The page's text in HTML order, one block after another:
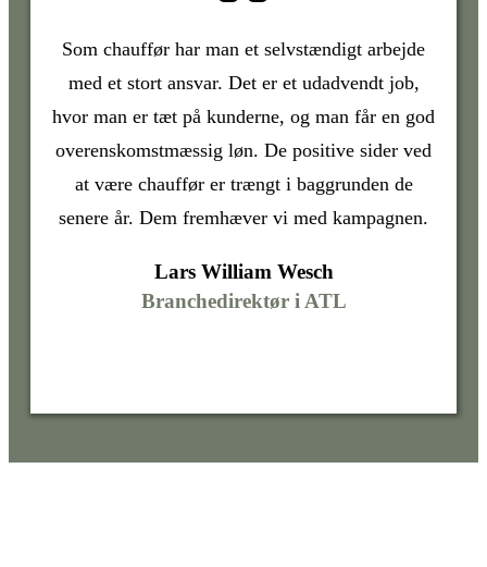
Som chauffør har man et selvstændigt arbejde
med et stort ansvar. Det er et udadvendt job,
hvor man er tæt på kunderne, og man får en god
overenskomstmæssig løn. De positive sider ved
at være chauffør er trængt i baggrunden de
senere år. Dem fremhæver vi med kampagnen.​​​​‌ ‍ ​‍​‍‌‍ ‌ ​‍‌‍‍‌‌‍‌ ‌‍‍‌‌‍ ‍​‍​‍​ ‍‍​‍​‍‌ ​ ‌‍​‌‌‍ ‍‌‍‍‌‌ ‌​‌ ‍‌​‍ ‍‌‍‍‌‌‍ ​‍​‍​‍ ​​‍​‍‌‍‍​‌ ​‍‌‍‌‌‌‍‌‍​‍​‍​ ‍‍​‍​‍‌‍‍​‌ ‌​‌ ‌​‌ ​​‌ ​ ​ ‍‍​‍ ​‍ ‌ ‌​‌ ‌‌​‍ ‍‌ ​ ‌‍​‌‌‍ ‍‌‍‍‌‌ ‌​‌ ‍‌​‍ ‍‌ ​ ‌ ‌​‌ ‌‌‌‍‌​‌‍‍‌‌‍ ​‍ ‌‍‍‌‌‍ ‍‌ ‌​‌‍‌‌‌‍ ‍‌ ‌​​‍ ‌‍‌‌‌‍‌​‌‍‍‌‌ ‌​​‍ ‌‍ ‌‌‍ ‌‍‌​‌‍‌‌​ ‌‌ ​​‌ ​‍‌‍‌‌‌ ​ ‌‍‌‌‌‍ ‍‌ ‌​‌‍​‌‌ ‌​‌‍‍‌‌‍ ‌‍ ‍​ ‍ ‌‍‍‌‌‍‌​​ ‌‌ ​​‌‍​‌‌‍‌ ‌‍‌‌​‍ ‌‌‍‍‍‌‍ ‌‍​‍​‍ ‌‌‍‍‌​‍ ‌‌ ‌​‌ ​‍‌‍​‌‌‍ ‍‌ ​ ‌ ​​‌‍ ‌ ​‍‌ ‌​​ ‍ ‌ ‌​‌ ‍‌‌ ​​‌‍‌‌​ ‌‌ ​​‌‍​‌‌‍‌ ‌‍‌‌​ ‍ ‌ ​​‌‍​‌‌ ‌​‌‍‍​​ ‌‌ ​ ‌‍‌‌‌‍​ ‌ ‌​‌‍‍‌‌‍ ‌‍ ‍‌ ​ ​‍‌‌​ ‌‌‌​​‍‌‌ ‌‍‍ ‌‍‌‌‌ ‍‌​‍‌‌​ ​ ‌​‌​​‍‌‌​ ​ ‌​‌​​‍‌‌​ ​‍​ ​‍‌‍​‍‌‍​‌​ ​‍​ ​‌​ ​​​ ​‍‌‍​ ‌‍‌​​‍‌‌​ ​‍​ ​‍​‍‌‌​ ‌‌‌​‌​​‍ ‍‌‍​ ‌‍ ‌‍ ‍‌ ‌​‌‍‌‌‌‍ ‍‌ ‌​​‍‌‌​ ‌‌‌​​‍‌‌ ‌‍‍ ‌‍‌‌‌ ‍‌​‍‌‌​ ​ ‌​‌​​‍‌‌​ ​ ‌​‌​​‍‌‌​ ​‍​ ​‍​ ‌ ​ ‌ ‌‍​‌‌‍​‍​ ‌‍‌‍​‌​ ​‍​ ‌‍‌‍‌‍​ ​​​ ‍​‌‍​‍​‍‌‌​ ​‍​ ​‍​‍‌‌​ ‌‌‌​‌​​‍ ‍‌‍​‍‌‍ ‌‍‌​‌ ‍‌​‍‌‌​ ‌‌‌​​‍‌‌ ‌‍‍ ‌‍‌‌‌ ‍‌​‍‌‌​ ​ ‌​‌​​‍‌‌​ ​ ‌​‌​​‍‌‌​ ​‍​ ​‍‌‍ ‌‌‍‍‌‌‍‌ ​ ‌ ​ ‌ ‌‍​‌‌‍​‍​ ​​​ ​‌​‍‌‌​ ​‍​ ​‍​‍‌‌​ ‌‌‌​‌​​‍ ‍‌‍​ ‌‍‍​‌‍‍‌‌‍ ​‌‍‌​‌ ​‍‌‍‌‌‌‍ ‍​‍‌‌​ ‌‌‌​​‍‌‌ ‌‍‍ ‌‍‌‌‌ ‍‌​‍‌‌​ ​ ‌​‌​​‍‌‌​ ​ ‌​‌​​‍‌‌​ ​‍​ ​‍‌‍ ‌‌‍‍‌‌‍‌ ​ ‌ ​ ‌ ‌‍​‌‌‍​‍​ ​​​ ​‍​‍‌‌​ ​‍​ ​‍​‍‌‌​ ‌‌‌​‌​​‍ ‍‌ ‌​‌‍‌‌‌ ‍​‌ ‌​​ ‌‍​‍‌‍​‌‌ ​ ‌‍‌‌‌‌‌‌‌ ​‍‌‍ ​​ ‌‌‍‍​‌ ‌​‌ ‌​‌ ​​‌ ​ ​‍‌‌​ ​ ‌​​‌​‍‌‌​ ​‍‌​‌‍​‍‌‌​ ​‍‌​‌‍‌ ‌​‌ ‌‌​‍ ‍‌ ​ ‌‍​‌‌‍ ‍‌‍‍‌‌ ‌​‌ ‍‌​‍ ‍‌ ​ ‌ ‌​‌ ‌‌‌‍‌​‌‍‍‌‌‍ ​‍‌‍‌‍‍‌‌‍‌​​ ‌‌ ​​‌‍​‌‌‍‌ ‌‍‌‌​‍ ‌‌‍‍‍‌‍ ‌‍​‍​‍ ‌‌‍‍‌​‍ ‌‌ ‌​‌ ​‍‌‍​‌‌‍ ‍‌ ​ ‌ ​​‌‍ ‌ ​‍‌ ‌​​‍‌‍‌ ‌​‌ ‍‌‌ ​​‌‍‌‌​ ‌‌ ​​‌‍​‌‌‍‌ ‌‍‌‌​‍‌‍‌ ​​‌‍​‌‌ ‌​‌‍‍​​ ‌‌ ​ ‌‍‌‌‌‍​ ‌ ‌​‌‍‍‌‌‍ ‌‍ ‍‌ ​ ​‍‌‌​ ‌‌‌​​‍‌‌ ‌‍‍ ‌‍‌‌‌ ‍‌​‍‌‌​ ​ ‌​‌​​‍‌‌​ ​ ‌​‌​​‍‌‌​ ​‍​ ​‍‌‍​‍‌‍​‌​ ​‍​ ​‌​ ​​​ ​‍‌‍​ ‌‍‌​​‍‌‌​ ​‍​ ​‍​‍‌‌​ ‌‌‌​‌​​‍ ‍‌‍​ ‌‍ ‌‍ ‍‌ ‌​‌‍‌‌‌‍ ‍‌ ‌​​‍‌‌​ ‌‌‌​​‍‌‌ ‌‍‍ ‌‍‌‌‌ ‍‌​‍‌‌​ ​ ‌​‌​​‍‌‌​ ​ ‌​‌​​‍‌‌​ ​‍​ ​‍​ ‌ ​ ‌ ‌‍​‌‌‍​‍​ ‌‍‌‍​‌​ ​‍​ ‌‍‌‍‌‍​ ​​​ ‍​‌‍​‍​‍‌‌​ ​‍​ ​‍​‍‌‌​ ‌‌‌​‌​​‍ ‍‌‍​‍‌‍ ‌‍‌​‌ ‍‌​‍‌‌​ ‌‌‌​​‍‌‌ ‌‍‍ ‌‍‌‌‌ ‍‌​‍‌‌​ ​ ‌​‌​​‍‌‌​ ​ ‌​‌​​‍‌‌​ ​‍​ ​‍‌‍ ‌‌‍‍‌‌‍‌ ​ ‌ ​ ‌ ‌‍​‌‌‍​‍​ ​​​ ​‌​‍‌‌​ ​‍​ ​‍​‍‌‌​ ‌‌‌​‌​​‍ ‍‌‍​ ‌‍‍​‌‍‍‌‌‍ ​‌‍‌​‌ ​‍‌‍‌‌‌‍ ‍​‍‌‌​ ‌‌‌​​‍‌‌ ‌‍‍ ‌‍‌‌‌ ‍‌​‍‌‌​ ​ ‌​‌​​‍‌‌​ ​ ‌​‌​​‍‌‌​ ​‍​ ​‍‌‍ ‌‌‍‍‌‌‍‌ ​ ‌ ​ ‌ ‌‍​‌‌‍​‍​ ​​​ ​‍​‍‌‌​ ​‍​ ​‍​‍‌‌​ ‌‌‌​‌​​‍ ‍‌ ‌​‌‍‌‌‌ ‍​‌ ‌​​‍‌‍‌ ​​‌‍‌‌‌ ​‍‌ ​ ‌ ​​‌‍‌‌‌‍​ ‌ ‌​‌‍‍‌‌ ‌‍‌‍‌‌​ ‌‌ ​​‌ ‌‌‌‍​‍‌‍ ​‌‍‍‌‌ ​ ‌‍‍​‌‍‌‌‌‍‌​​‍​‍‌ ‌
Lars William Wesch​​​​‌ ‍ ​‍​‍‌‍ ‌ ​‍‌‍‍‌‌‍‌ ‌‍‍‌‌‍ ‍​‍​‍​ ‍‍​‍​‍‌ ​ ‌‍​‌‌‍ ‍‌‍‍‌‌ ‌​‌ ‍‌​‍ ‍‌‍‍‌‌‍ ​‍​‍​‍ ​​‍​‍‌‍‍​‌ ​‍‌‍‌‌‌‍‌‍​‍​‍​ ‍‍​‍​‍‌‍‍​‌ ‌​‌ ‌​‌ ​​‌ ​ ​ ‍‍​‍ ​‍ ‌ ‌​‌ ‌‌​‍ ‍‌ ​ ‌‍​‌‌‍ ‍‌‍‍‌‌ ‌​‌ ‍‌​‍ ‍‌ ​ ‌ ‌​‌ ‌‌‌‍‌​‌‍‍‌‌‍ ​‍ ‌‍‍‌‌‍ ‍‌ ‌​‌‍‌‌‌‍ ‍‌ ‌​​‍ ‌‍‌‌‌‍‌​‌‍‍‌‌ ‌​​‍ ‌‍ ‌‌‍ ‌‍‌​‌‍‌‌​ ‌‌ ​​‌ ​‍‌‍‌‌‌ ​ ‌‍‌‌‌‍ ‍‌ ‌​‌‍​‌‌ ‌​‌‍‍‌‌‍ ‌‍ ‍​ ‍ ‌‍‍‌‌‍‌​​ ‌‌ ​​‌‍​‌‌‍‌ ‌‍‌‌​‍ ‌‌‍‍‍‌‍ ‌‍​‍​‍ ‌‌‍‍‌​‍ ‌‌ ‌​‌ ​‍‌‍​‌‌‍ ‍‌ ​ ‌ ​​‌‍ ‌ ​‍‌ ‌​​ ‍ ‌ ‌​‌ ‍‌‌ ​​‌‍‌‌​ ‌‌ ​​‌‍​‌‌‍‌ ‌‍‌‌​ ‍ ‌ ​​‌‍​‌‌ ‌​‌‍‍​​ ‌‌ ​ ‌‍‌‌‌‍​ ‌ ‌​‌‍‍‌‌‍ ‌‍ ‍‌ ​ ​‍‌‌​ ‌‌‌​​‍‌‌ ‌‍‍ ‌‍‌‌‌ ‍‌​‍‌‌​ ​ ‌​‌​​‍‌‌​ ​ ‌​‌​​‍‌‌​ ​‍​ ​‍‌‍​‍‌‍​‌​ ​‍​ ​‌​ ​​​ ​‍‌‍​ ‌‍‌​​‍‌‌​ ​‍​ ​‍​‍‌‌​ ‌‌‌​‌​​‍ ‍‌‍​ ‌‍ ‌‍ ‍‌ ‌​‌‍‌‌‌‍ ‍‌ ‌​​‍‌‌​ ‌‌‌​​‍‌‌ ‌‍‍ ‌‍‌‌‌ ‍‌​‍‌‌​ ​ ‌​‌​​‍‌‌​ ​ ‌​‌​​‍‌‌​ ​‍​ ​‍​ ‌ ​ ‌ ‌‍​‌‌‍​‍​ ‌‍‌‍​‌​ ​‍​ ‌‍‌‍‌‍​ ​​​ ‍​‌‍​‍​‍‌‌​ ​‍​ ​‍​‍‌‌​ ‌‌‌​‌​​‍ ‍‌‍​‌‌ ‌​‌ ‌​‌ ​‍‌‍‍‌‌‍​‍‌ ‌‌‌ ‌​‌‍‍‌‌‍ ‌‍ ‍​ ‌‍​‍‌‍​‌‌ ​ ‌‍‌‌‌‌‌‌‌ ​‍‌‍ ​​ ‌‌‍‍​‌ ‌​‌ ‌​‌ ​​‌ ​ ​‍‌‌​ ​ ‌​​‌​‍‌‌​ ​‍‌​‌‍​‍‌‌​ ​‍‌​‌‍‌ ‌​‌ ‌‌​‍ ‍‌ ​ ‌‍​‌‌‍ ‍‌‍‍‌‌ ‌​‌ ‍‌​‍ ‍‌ ​ ‌ ‌​‌ ‌‌‌‍‌​‌‍‍‌‌‍ ​‍‌‍‌‍‍‌‌‍‌​​ ‌‌ ​​‌‍​‌‌‍‌ ‌‍‌‌​‍ ‌‌‍‍‍‌‍ ‌‍​‍​‍ ‌‌‍‍‌​‍ ‌‌ ‌​‌ ​‍‌‍​‌‌‍ ‍‌ ​ ‌ ​​‌‍ ‌ ​‍‌ ‌​​‍‌‍‌ ‌​‌ ‍‌‌ ​​‌‍‌‌​ ‌‌ ​​‌‍​‌‌‍‌ ‌‍‌‌​‍‌‍‌ ​​‌‍​‌‌ ‌​‌‍‍​​ ‌‌ ​ ‌‍‌‌‌‍​ ‌ ‌​‌‍‍‌‌‍ ‌‍ ‍‌ ​ ​‍‌‌​ ‌‌‌​​‍‌‌ ‌‍‍ ‌‍‌‌‌ ‍‌​‍‌‌​ ​ ‌​‌​​‍‌‌​ ​ ‌​‌​​‍‌‌​ ​‍​ ​‍‌‍​‍‌‍​‌​ ​‍​ ​‌​ ​​​ ​‍‌‍​ ‌‍‌​​‍‌‌​ ​‍​ ​‍​‍‌‌​ ‌‌‌​‌​​‍ ‍‌‍​ ‌‍ ‌‍ ‍‌ ‌​‌‍‌‌‌‍ ‍‌ ‌​​‍‌‌​ ‌‌‌​​‍‌‌ ‌‍‍ ‌‍‌‌‌ ‍‌​‍‌‌​ ​ ‌​‌​​‍‌‌​ ​ ‌​‌​​‍‌‌​ ​‍​ ​‍​ ‌ ​ ‌ ‌‍​‌‌‍​‍​ ‌‍‌‍​‌​ ​‍​ ‌‍‌‍‌‍​ ​​​ ‍​‌‍​‍​‍‌‌​ ​‍​ ​‍​‍‌‌​ ‌‌‌​‌​​‍ ‍‌‍​‌‌ ‌​‌ ‌​‌ ​‍‌‍‍‌‌‍​‍‌ ‌‌‌ ‌​‌‍‍‌‌‍ ‌‍ ‍​‍‌‍‌ ​​‌‍‌‌‌ ​‍‌ ​ ‌ ​​‌‍‌‌‌‍​ ‌ ‌​‌‍‍‌‌ ‌‍‌‍‌‌​ ‌‌ ​​‌ ‌‌‌‍​‍‌‍ ​‌‍‍‌‌ ​ ‌‍‍​‌‍‌‌‌‍‌​​‍​‍‌ ‌
Branchedirektør i ATL​​​​‌ ‍ ​‍​‍‌‍ ‌ ​‍‌‍‍‌‌‍‌ ‌‍‍‌‌‍ ‍​‍​‍​ ‍‍​‍​‍‌ ​ ‌‍​‌‌‍ ‍‌‍‍‌‌ ‌​‌ ‍‌​‍ ‍‌‍‍‌‌‍ ​‍​‍​‍ ​​‍​‍‌‍‍​‌ ​‍‌‍‌‌‌‍‌‍​‍​‍​ ‍‍​‍​‍‌‍‍​‌ ‌​‌ ‌​‌ ​​‌ ​ ​ ‍‍​‍ ​‍ ‌ ‌​‌ ‌‌​‍ ‍‌ ​ ‌‍​‌‌‍ ‍‌‍‍‌‌ ‌​‌ ‍‌​‍ ‍‌ ​ ‌ ‌​‌ ‌‌‌‍‌​‌‍‍‌‌‍ ​‍ ‌‍‍‌‌‍ ‍‌ ‌​‌‍‌‌‌‍ ‍‌ ‌​​‍ ‌‍‌‌‌‍‌​‌‍‍‌‌ ‌​​‍ ‌‍ ‌‌‍ ‌‍‌​‌‍‌‌​ ‌‌ ​​‌ ​‍‌‍‌‌‌ ​ ‌‍‌‌‌‍ ‍‌ ‌​‌‍​‌‌ ‌​‌‍‍‌‌‍ ‌‍ ‍​ ‍ ‌‍‍‌‌‍‌​​ ‌‌ ​​‌‍​‌‌‍‌ ‌‍‌‌​‍ ‌‌‍‍‍‌‍ ‌‍​‍​‍ ‌‌‍‍‌​‍ ‌‌ ‌​‌ ​‍‌‍​‌‌‍ ‍‌ ​ ‌ ​​‌‍ ‌ ​‍‌ ‌​​ ‍ ‌ ‌​‌ ‍‌‌ ​​‌‍‌‌​ ‌‌ ​​‌‍​‌‌‍‌ ‌‍‌‌​ ‍ ‌ ​​‌‍​‌‌ ‌​‌‍‍​​ ‌‌ ​ ‌‍‌‌‌‍​ ‌ ‌​‌‍‍‌‌‍ ‌‍ ‍‌ ​ ​‍‌‌​ ‌‌‌​​‍‌‌ ‌‍‍ ‌‍‌‌‌ ‍‌​‍‌‌​ ​ ‌​‌​​‍‌‌​ ​ ‌​‌​​‍‌‌​ ​‍​ ​‍‌‍​‍‌‍​‌​ ​‍​ ​‌​ ​​​ ​‍‌‍​ ‌‍‌​​‍‌‌​ ​‍​ ​‍​‍‌‌​ ‌‌‌​‌​​‍ ‍‌‍​ ‌‍ ‌‍ ‍‌ ‌​‌‍‌‌‌‍ ‍‌ ‌​​‍‌‌​ ‌‌‌​​‍‌‌ ‌‍‍ ‌‍‌‌‌ ‍‌​‍‌‌​ ​ ‌​‌​​‍‌‌​ ​ ‌​‌​​‍‌‌​ ​‍​ ​‍​ ‌ ​ ‌ ‌‍​‌‌‍​‍​ ‌‍‌‍​‌​ ​‍​ ‌‍‌‍‌‍​ ​​​ ‍​‌‍​‍​‍‌‌​ ​‍​ ​‍​‍‌‌​ ‌‌‌​‌​​‍ ‍‌ ​‍‌‍ ‌‍ ​‌‍‌‌​ ‌‍​‍‌‍​‌‌ ​ ‌‍‌‌‌‌‌‌‌ ​‍‌‍ ​​ ‌‌‍‍​‌ ‌​‌ ‌​‌ ​​‌ ​ ​‍‌‌​ ​ ‌​​‌​‍‌‌​ ​‍‌​‌‍​‍‌‌​ ​‍‌​‌‍‌ ‌​‌ ‌‌​‍ ‍‌ ​ ‌‍​‌‌‍ ‍‌‍‍‌‌ ‌​‌ ‍‌​‍ ‍‌ ​ ‌ ‌​‌ ‌‌‌‍‌​‌‍‍‌‌‍ ​‍‌‍‌‍‍‌‌‍‌​​ ‌‌ ​​‌‍​‌‌‍‌ ‌‍‌‌​‍ ‌‌‍‍‍‌‍ ‌‍​‍​‍ ‌‌‍‍‌​‍ ‌‌ ‌​‌ ​‍‌‍​‌‌‍ ‍‌ ​ ‌ ​​‌‍ ‌ ​‍‌ ‌​​‍‌‍‌ ‌​‌ ‍‌‌ ​​‌‍‌‌​ ‌‌ ​​‌‍​‌‌‍‌ ‌‍‌‌​‍‌‍‌ ​​‌‍​‌‌ ‌​‌‍‍​​ ‌‌ ​ ‌‍‌‌‌‍​ ‌ ‌​‌‍‍‌‌‍ ‌‍ ‍‌ ​ ​‍‌‌​ ‌‌‌​​‍‌‌ ‌‍‍ ‌‍‌‌‌ ‍‌​‍‌‌​ ​ ‌​‌​​‍‌‌​ ​ ‌​‌​​‍‌‌​ ​‍​ ​‍‌‍​‍‌‍​‌​ ​‍​ ​‌​ ​​​ ​‍‌‍​ ‌‍‌​​‍‌‌​ ​‍​ ​‍​‍‌‌​ ‌‌‌​‌​​‍ ‍‌‍​ ‌‍ ‌‍ ‍‌ ‌​‌‍‌‌‌‍ ‍‌ ‌​​‍‌‌​ ‌‌‌​​‍‌‌ ‌‍‍ ‌‍‌‌‌ ‍‌​‍‌‌​ ​ ‌​‌​​‍‌‌​ ​ ‌​‌​​‍‌‌​ ​‍​ ​‍​ ‌ ​ ‌ ‌‍​‌‌‍​‍​ ‌‍‌‍​‌​ ​‍​ ‌‍‌‍‌‍​ ​​​ ‍​‌‍​‍​‍‌‌​ ​‍​ ​‍​‍‌‌​ ‌‌‌​‌​​‍ ‍‌ ​‍‌‍ ‌‍ ​‌‍‌‌​‍‌‍‌ ​​‌‍‌‌‌ ​‍‌ ​ ‌ ​​‌‍‌‌‌‍​ ‌ ‌​‌‍‍‌‌ ‌‍‌‍‌‌​ ‌‌ ​​‌ ‌‌‌‍​‍‌‍ ​‌‍‍‌‌ ​ ‌‍‍​‌‍‌‌‌‍‌​​‍​‍‌ ‌